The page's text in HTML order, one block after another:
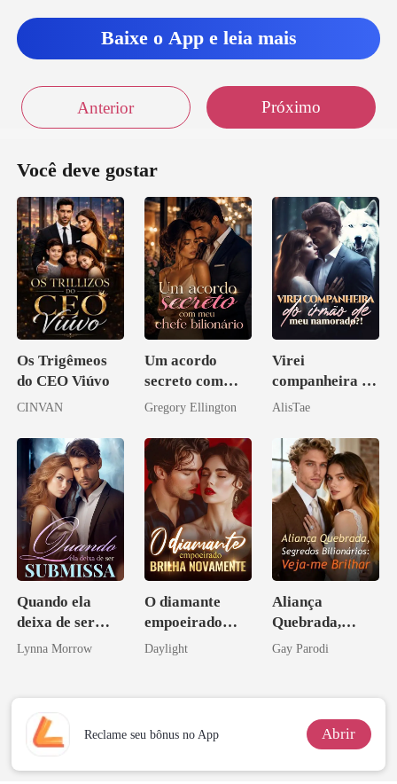
Baixe o App e leia mais
Anterior Próximo
Você deve gostar
Os Trigêmeos
do CEO Viúvo
CINVAN
Um acordo
secreto com
meu chefe
Gregory Ellington
Virei
companheira do
irmão de meu
AlisTae
Quando ela
deixa de ser
submissa
Lynna Morrow
O diamante
empoeirado
brilha
Daylight
Aliança
Quebrada,
Segredos
Gay Parodi
Reclame seu bônus no App Abrir